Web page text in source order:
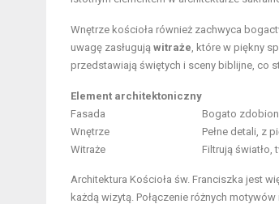
Wnętrze kościoła również zachwyca
uwagę zasługują witraże , które w piękny
przedstawiają świętych i sceny biblijne, co
Element architektoniczny
Fasada
Bogato
Wnętrze
Pełne detali, z
Witraże
Filtrują
Architektura Kościoła św. Franciszka jest
każdą wizytą. Połączenie różnych